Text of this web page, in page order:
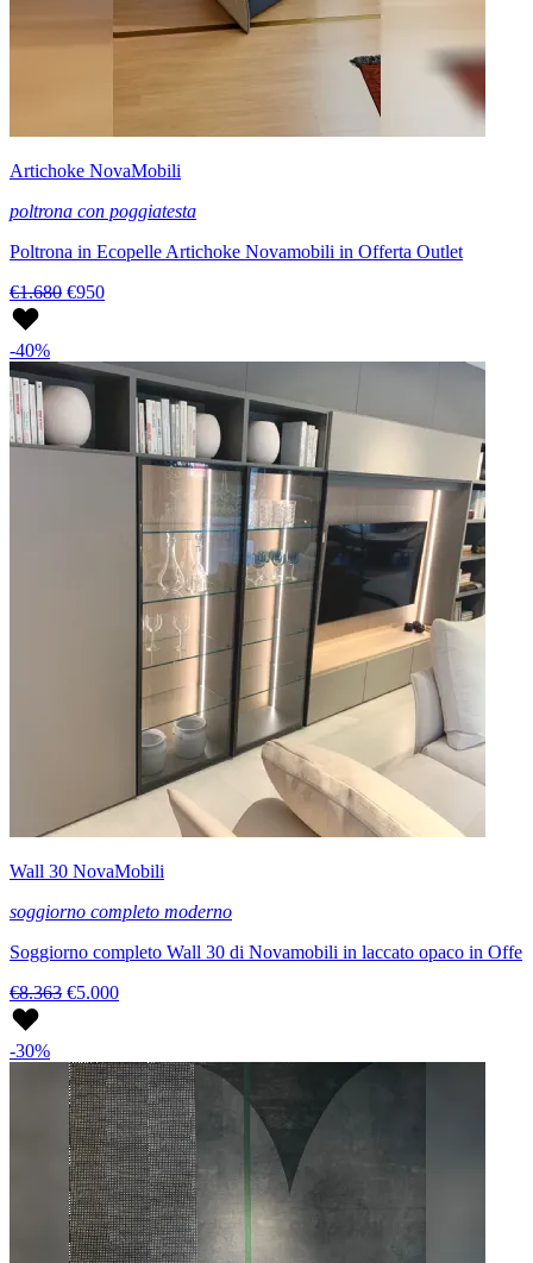
Artichoke NovaMobili
poltrona con poggiatesta
Poltrona in Ecopelle Artichoke Novamobili in Offerta Outlet
€1.680 €950
-40%
Wall 30 NovaMobili
soggiorno completo moderno
Soggiorno completo Wall 30 di Novamobili in laccato opaco in Offe
€8.363 €5.000
-30%